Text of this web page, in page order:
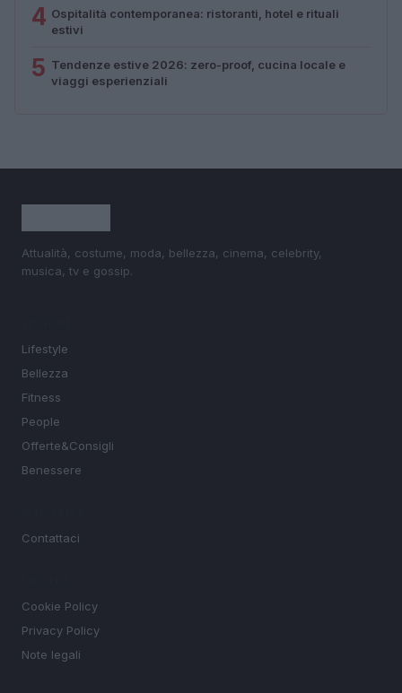
4 Ospitalità contemporanea: ristoranti, hotel e rituali
estivi
5 Tendenze estive 2026: zero-proof, cucina locale e
viaggi esperienziali
Attualità, costume, moda, bellezza, cinema, celebrity,
musica, tv e gossip.
Lifestyle
Bellezza
Fitness
People
Offerte&Consigli
Benessere
Contattaci
Cookie Policy
Privacy Policy
Note legali